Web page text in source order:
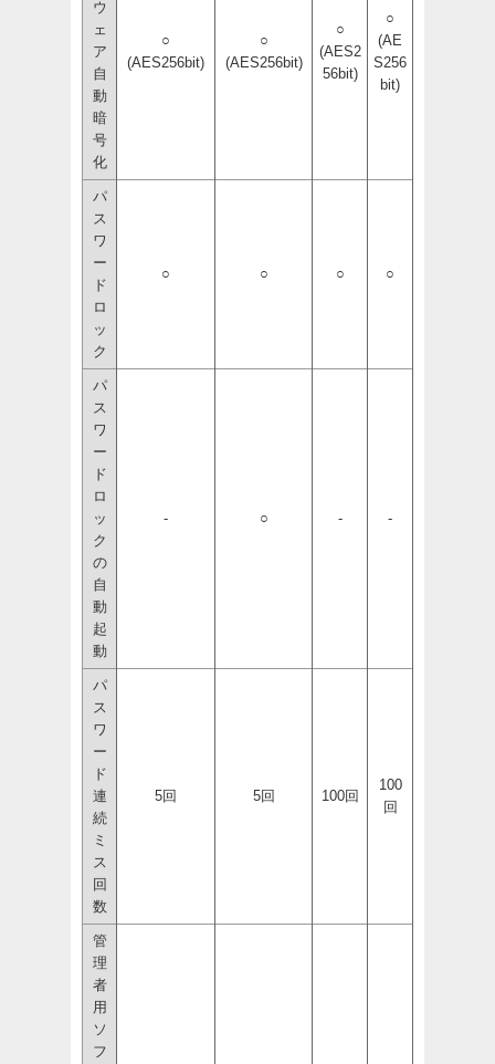
ウ
ェ
ア
自
動
暗
号
化
○
(AES256bit)
○
(AES256bit)
○
(AES2
56bit)
○
(AE
S256
bit)
パ
ス
ワ
ー
ド
ロ
ッ
ク
○ ○ ○ ○
パ
ス
ワ
ー
ド
ロ
ッ
ク
の
自
動
起
動
- ○ - -
パ
ス
ワ
ー
ド
連
続
ミ
ス
回
数
5回 5回 100回
100
回
管
理
者
用
ソ
フ